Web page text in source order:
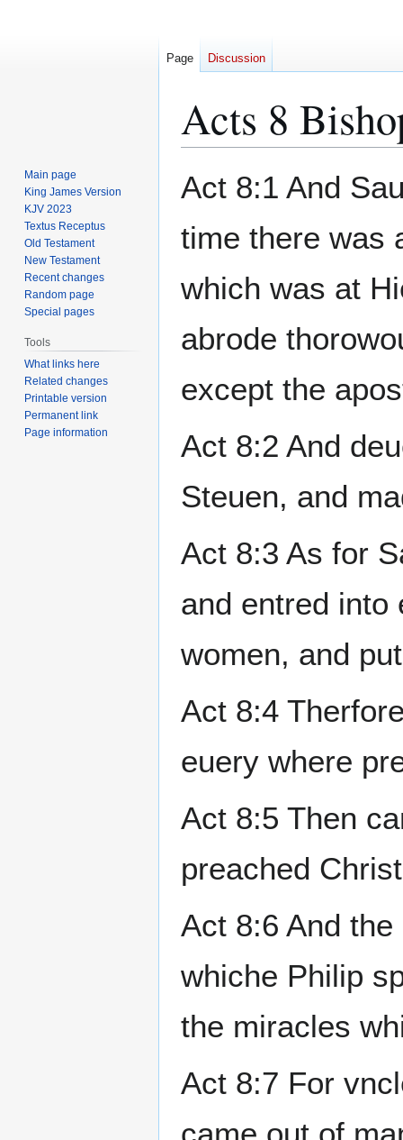
Acts 8
to
to
Act 8:1 And
time there was
which was at
abrode
except the
Act 8:2 And
Steuen, and
Act 8:3 As for
and entred into
women, and
Act 8:4
euery where
Act 8:5 Then
preached
Act 8:6 And
whiche Philip
the miracles
Act 8:7 For
Page Discussion
Main page
King James Version
KJV 2023
Textus Receptus
Old Testament
New Testament
Recent changes
Random page
Special pages
Tools
What links here
Related changes
Printable version
Permanent link
Page information